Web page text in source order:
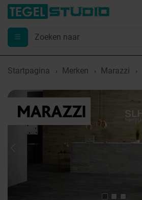
Startpagina Merken Marazzi